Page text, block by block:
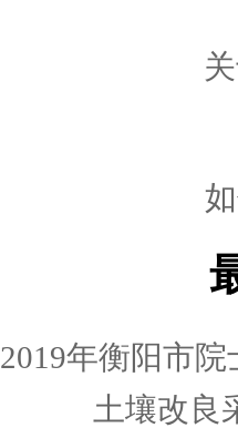
2019年衡阳市
土壤改良